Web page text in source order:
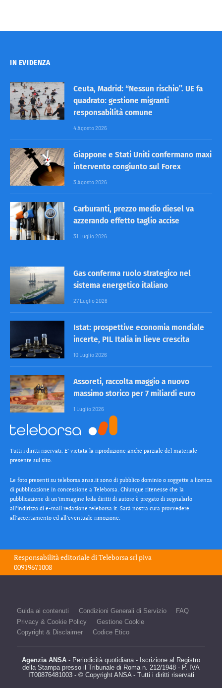
IN EVIDENZA
Ceuta, Madrid: “Nessun rischio”. UE fa
quadrato: gestione migranti
responsabilità comune
4 Agosto 2026
Giappone e Stati Uniti confermano maxi
intervento congiunto sul Forex
3 Agosto 2026
Carburanti, prezzo medio diesel va
azzerando effetto taglio accise
31 Luglio 2026
Gas conferma ruolo strategico nel
sistema energetico italiano
27 Luglio 2026
Istat: prospettive economia mondiale
incerte, PIL Italia in lieve crescita
10 Luglio 2026
Assoreti, raccolta maggio a nuovo
massimo storico per 7 miliardi euro
1 Luglio 2026
Tutti i diritti riservati. E’ vietata la riproduzione anche parziale del materiale
presente sul sito.
Le foto presenti su teleborsa.ansa.it sono di pubblico dominio o soggette a licenza
di pubblicazione in concessione a Teleborsa. Chiunque ritenesse che la
pubblicazione di un’immagine leda diritti di autore è pregato di segnalarlo
all’indirizzo di e-mail redazione teleborsa.it. Sarà nostra cura provvedere
all’accertamento ed all’eventuale rimozione.
Responsabilità editoriale diTeleborsa srlpiva
00919671008
Guida ai contenuti Condizioni Generali di Servizio
FAQ
Privacy & Cookie Policy
Gestione Cookie
Copyright & Disclaimer
Codice Etico
Agenzia ANSA - Periodicità quotidiana - Iscrizione al Registro
della Stampa presso il Tribunale di Roma n. 212/1948 - P. IVA
IT00876481003 - © Copyright ANSA - Tutti i diritti riservati